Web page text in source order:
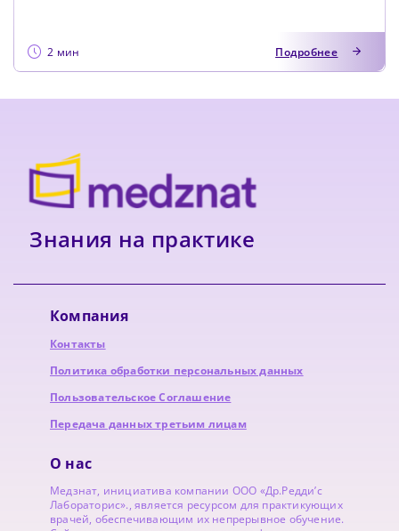
2 мин Подробнее
Знания на практике
Компания
Контакты
Политика обработки персональных данных
Пользовательское Соглашение
Передача данных третьим лицам
О нас
Медзнат, инициатива компании ООО «Др.Редди’с
Лабораторис»., является ресурсом для практикующих
врачей, обеспечивающим их непрерывное обучение.